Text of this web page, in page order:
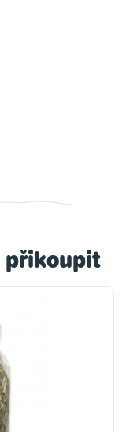
přikoupit